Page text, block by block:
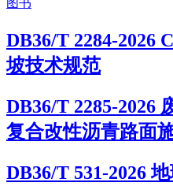
图书
DB36/T 2284-2026
坡技术规范
DB36/T 2285-2026
复合改性沥青路面
DB36/T 531-2026